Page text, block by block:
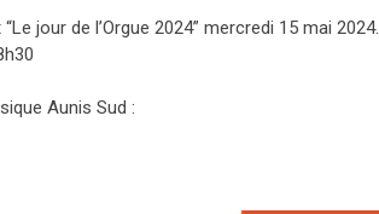
jour de l’Orgue 2024” mercredi 15 mai 2024.
Aunis Sud :